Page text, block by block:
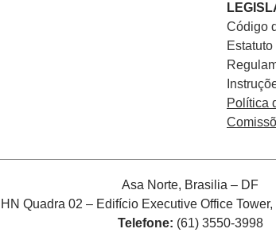
Código
Política
Asa Norte, Brasilia – DF
Quadra 02 – Edifício Executive Office
Telefone: (61) 3550-3998